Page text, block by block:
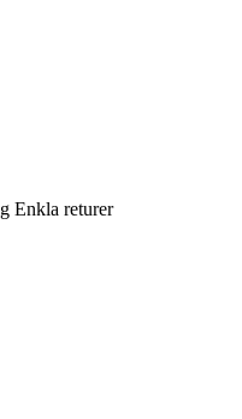
Enkla returer